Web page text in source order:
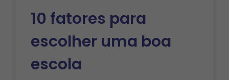
10 fatores para
escolher uma boa
escola